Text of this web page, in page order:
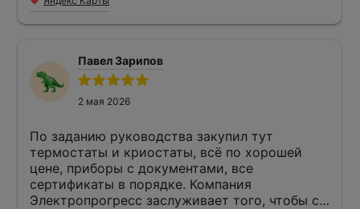
Павел Зарипов
2 мая 2026
По заданию руководства закупил тут
термостаты и криостаты, всё по хорошей
цене, приборы с документами, все
сертификаты в порядке. Компания
Электропрогресс заслуживает того, чтобы с